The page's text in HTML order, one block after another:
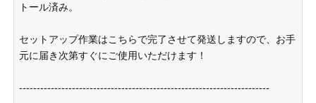
トール済み。
セットアップ作業はこちらで完了させて発送しますので、お手
元に届き次第すぐにご使用いただけます！
-----------------------------------------------------------------------